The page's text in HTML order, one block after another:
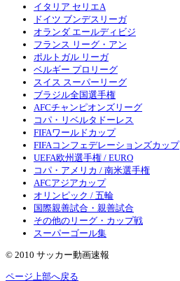
イタリア セリエA
ドイツ ブンデスリーガ
オランダ エールディビジ
フランス リーグ・アン
ポルトガル リーガ
ベルギー プロリーグ
スイス スーパーリーグ
ブラジル全国選手権
AFCチャンピオンズリーグ
コパ・リベルタドーレス
FIFAワールドカップ
FIFAコンフェデレーションズカップ
UEFA欧州選手権 / EURO
コパ・アメリカ / 南米選手権
AFCアジアカップ
オリンピック / 五輪
国際親善試合・親善試合
その他のリーグ・カップ戦
スーパーゴール集
© 2010 サッカー動画速報
ページ上部へ戻る